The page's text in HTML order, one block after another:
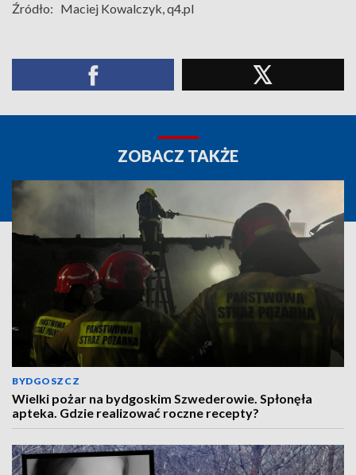
Źródło: Maciej Kowalczyk, q4.pl
ZOBACZ TAKŻE
BYDGOSZCZ
Wielki pożar na bydgoskim Szwederowie. Spłonęła
apteka. Gdzie realizować roczne recepty?